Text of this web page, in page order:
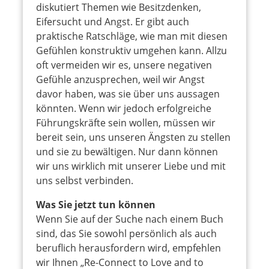
diskutiert Themen wie Besitzdenken,
Eifersucht und Angst. Er gibt auch
praktische Ratschläge, wie man mit diesen
Gefühlen konstruktiv umgehen kann. Allzu
oft vermeiden wir es, unsere negativen
Gefühle anzusprechen, weil wir Angst
davor haben, was sie über uns aussagen
könnten. Wenn wir jedoch erfolgreiche
Führungskräfte sein wollen, müssen wir
bereit sein, uns unseren Ängsten zu stellen
und sie zu bewältigen. Nur dann können
wir uns wirklich mit unserer Liebe und mit
uns selbst verbinden.
Was Sie jetzt tun können
Wenn Sie auf der Suche nach einem Buch
sind, das Sie sowohl persönlich als auch
beruflich herausfordern wird, empfehlen
wir Ihnen „Re-Connect to Love and to